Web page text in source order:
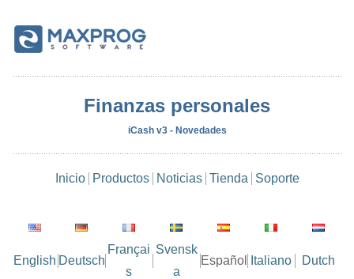
Finanzas personales
iCash v3 - Novedades
Inicio Productos Noticias Tienda Soporte
English Deutsch
Françai
s
Svensk
a
Español Italiano Dutch